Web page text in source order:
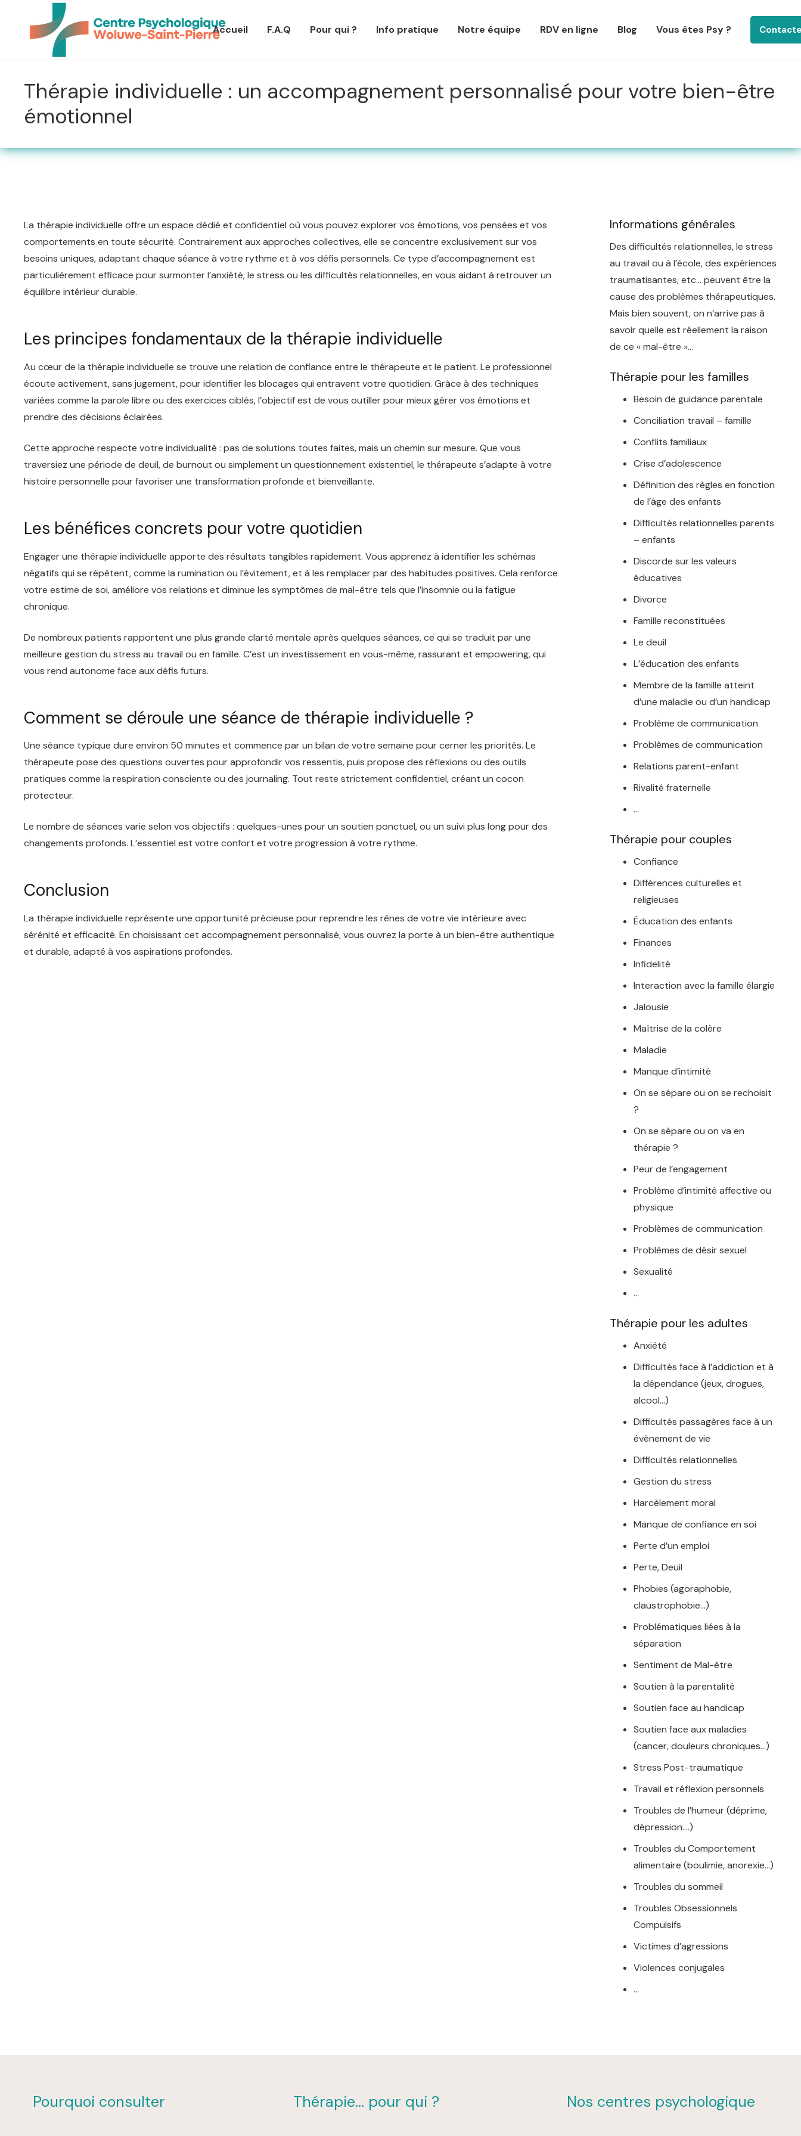
Accueil F.A.Q Pour qui ? Info pratique Notre équipe RDV en ligne Blog Vous êtes Psy ?
Thérapie individuelle : un accompagnement personnalisé pour votre bien-être
émotionnel
La thérapie individuelle offre un espace dédié et confidentiel où vous pouvez explorer vos émotions, vos pensées et vos
comportements en toute sécurité. Contrairement aux approches collectives, elle se concentre exclusivement sur vos
besoins uniques, adaptant chaque séance à votre rythme et à vos défis personnels. Ce type d’accompagnement est
particulièrement efficace pour surmonter l’anxiété, le stress ou les difficultés relationnelles, en vous aidant à retrouver un
équilibre intérieur durable.
Les principes fondamentaux de la thérapie individuelle
Au cœur de la thérapie individuelle se trouve une relation de confiance entre le thérapeute et le patient. Le professionnel
écoute activement, sans jugement, pour identifier les blocages qui entravent votre quotidien. Grâce à des techniques
variées comme la parole libre ou des exercices ciblés, l’objectif est de vous outiller pour mieux gérer vos émotions et
prendre des décisions éclairées.
Cette approche respecte votre individualité : pas de solutions toutes faites, mais un chemin sur mesure. Que vous
traversiez une période de deuil, de burnout ou simplement un questionnement existentiel, le thérapeute s’adapte à votre
histoire personnelle pour favoriser une transformation profonde et bienveillante.
Les bénéfices concrets pour votre quotidien
Engager une thérapie individuelle apporte des résultats tangibles rapidement. Vous apprenez à identifier les schémas
négatifs qui se répètent, comme la rumination ou l’évitement, et à les remplacer par des habitudes positives. Cela renforce
votre estime de soi, améliore vos relations et diminue les symptômes de mal-être tels que l’insomnie ou la fatigue
chronique.
De nombreux patients rapportent une plus grande clarté mentale après quelques séances, ce qui se traduit par une
meilleure gestion du stress au travail ou en famille. C’est un investissement en vous-même, rassurant et empowering, qui
vous rend autonome face aux défis futurs.
Comment se déroule une séance de thérapie individuelle ?
Une séance typique dure environ 50 minutes et commence par un bilan de votre semaine pour cerner les priorités. Le
thérapeute pose des questions ouvertes pour approfondir vos ressentis, puis propose des réflexions ou des outils
pratiques comme la respiration consciente ou des journaling. Tout reste strictement confidentiel, créant un cocon
protecteur.
Le nombre de séances varie selon vos objectifs : quelques-unes pour un soutien ponctuel, ou un suivi plus long pour des
changements profonds. L’essentiel est votre confort et votre progression à votre rythme.
Conclusion
La thérapie individuelle représente une opportunité précieuse pour reprendre les rênes de votre vie intérieure avec
sérénité et efficacité. En choisissant cet accompagnement personnalisé, vous ouvrez la porte à un bien-être authentique
et durable, adapté à vos aspirations profondes.
Informations générales
Des difficultés relationnelles, le stress
au travail ou à l’école, des expériences
traumatisantes, etc… peuvent être la
cause des problèmes thérapeutiques.
Mais bien souvent, on n’arrive pas à
savoir quelle est réellement la raison
de ce « mal-être »…
Thérapie pour les familles
Besoin de guidance parentale
Conciliation travail – famille
Conflits familiaux
Crise d’adolescence
Définition des règles en fonction
de l’âge des enfants
Difficultés relationnelles parents
– enfants
Discorde sur les valeurs
éducatives
Divorce
Famille reconstituées
Le deuil
L’éducation des enfants
Membre de la famille atteint
d’une maladie ou d’un handicap
Problème de communication
Problèmes de communication
Relations parent-enfant
Rivalité fraternelle
…
Thérapie pour couples
Confiance
Différences culturelles et
religieuses
Éducation des enfants
Finances
Infidelité
Interaction avec la famille élargie
Jalousie
Maîtrise de la colère
Maladie
Manque d’intimité
On se sépare ou on se rechoisit
?
On se sépare ou on va en
thérapie ?
Peur de l’engagement
Problème d’intimité affective ou
physique
Problèmes de communication
Problèmes de désir sexuel
Sexualité
…
Thérapie pour les adultes
Anxiété
Difficultés face à l’addiction et à
la dépendance (jeux, drogues,
alcool…)
Difficultés passagères face à un
évènement de vie
Difficultés relationnelles
Gestion du stress
Harcèlement moral
Manque de confiance en soi
Perte d’un emploi
Perte, Deuil
Phobies (agoraphobie,
claustrophobie…)
Problématiques liées à la
séparation
Sentiment de Mal-être
Soutien à la parentalité
Soutien face au handicap
Soutien face aux maladies
(cancer, douleurs chroniques…)
Stress Post-traumatique
Travail et réflexion personnels
Troubles de l’humeur (déprime,
dépression….)
Troubles du Comportement
alimentaire (boulimie, anorexie…)
Troubles du sommeil
Troubles Obsessionnels
Compulsifs
Victimes d’agressions
Violences conjugales
…
Pourquoi consulter Thérapie... pour qui ? Nos centres psychologique